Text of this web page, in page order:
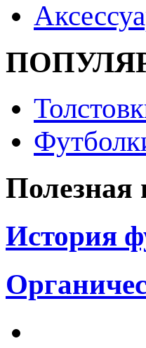
Полезная
История